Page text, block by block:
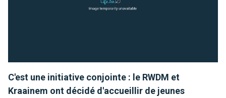
C'est une initiative conjointe : le RWDM et
Kraainem ont décidé d'accueillir de jeunes